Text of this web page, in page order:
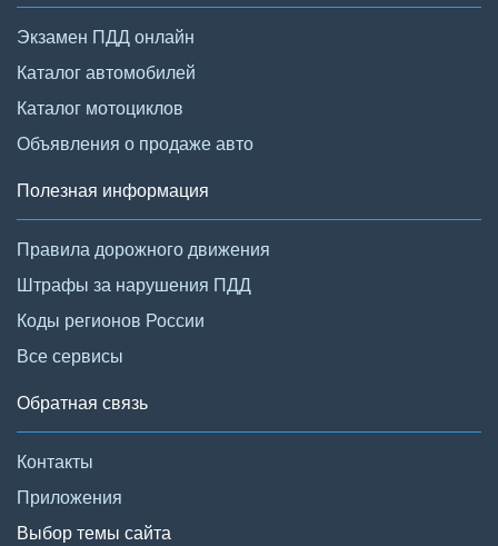
Экзамен ПДД онлайн
Каталог автомобилей
Каталог мотоциклов
Объявления о продаже авто
Полезная информация
Правила дорожного движения
Штрафы за нарушения ПДД
Коды регионов России
Все сервисы
Обратная связь
Контакты
Приложения
Выбор темы сайта